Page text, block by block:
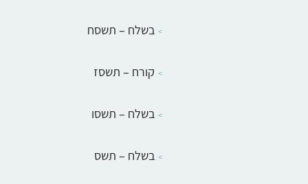
בשלח – תשסח
קורח – תשסז
בשלח – תשסו
בשלח – תשס